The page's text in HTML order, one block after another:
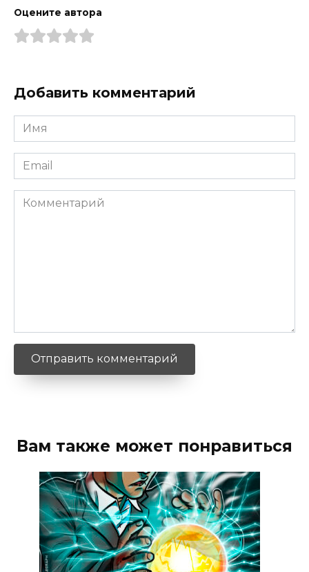
Оцените автора
Добавить комментарий
Имя
*
Email
*
Комментарий
Вам также может понравиться